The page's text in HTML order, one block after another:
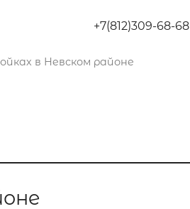
+7(812)309-68-68
в Невском районе